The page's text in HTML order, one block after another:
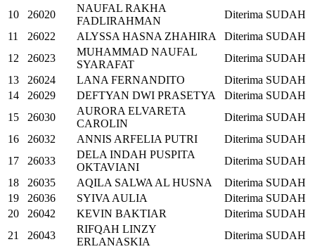
10
26020
NAUFAL RAKHA
FADLIRAHMAN
Diterima SUDAH
11
26022 ALYSSA HASNA ZHAHIRA Diterima SUDAH
12
26023
MUHAMMAD NAUFAL
SYARAFAT
Diterima SUDAH
13
26024 LANA FERNANDITO Diterima SUDAH
14
26029 DEFTYAN DWI PRASETYA Diterima SUDAH
15
26030
AURORA ELVARETA
CAROLIN
Diterima SUDAH
16
26032 ANNIS ARFELIA PUTRI Diterima SUDAH
17
26033
DELA INDAH PUSPITA
OKTAVIANI
Diterima SUDAH
18
26035 AQILA SALWA AL HUSNA Diterima SUDAH
19
26036 SYIVA AULIA Diterima SUDAH
20
26042 KEVIN BAKTIAR Diterima SUDAH
21
26043
RIFQAH LINZY
ERLANASKIA
Diterima SUDAH